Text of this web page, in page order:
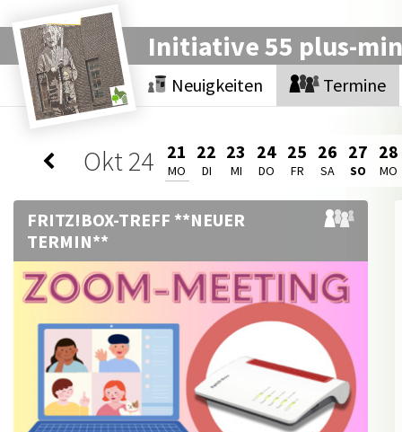
Initiative 55 plus-
Neuigkeiten Termine
Okt24 21
MO
22
DI
23
MI
24
DO
25
FR
26
SA
27
SO
28
MO
FRITZ!BOX-TREFF **NEUER
TERMIN**